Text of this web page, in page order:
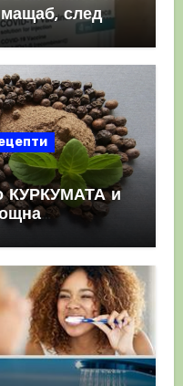
мащаб, след
КУРКУМАТА и